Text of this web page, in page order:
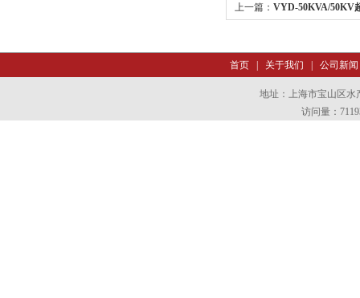
上一篇： VYD-50KVA/50KV
首页| 关于我们 | 公司新闻
地址：上海市宝山区水
访问量：